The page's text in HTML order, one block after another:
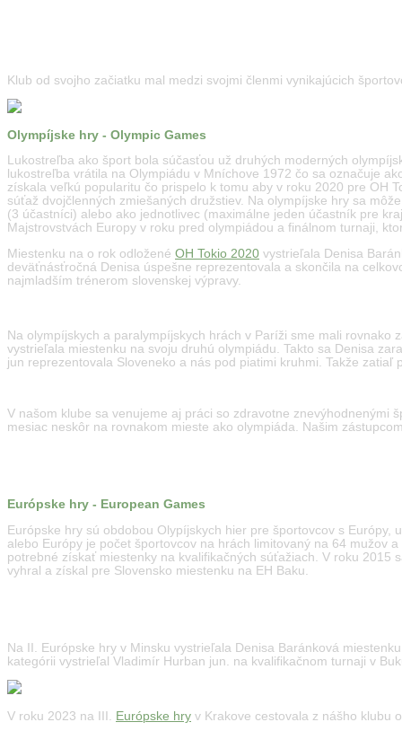
Klub od svojho začiatku mal medzi svojmi členmi vynikajúcich
Olympíjske hry - Olympic Games
Lukostreľba ako šport bola súčasťou už druhých moderných
lukostreľba vrátila na Olympiádu v Mníchove 1972 čo sa označuje
získala veľkú popularitu čo prispelo k tomu aby v roku 2020 pre OH
súťaž dvojčlenných zmiešaných družstiev. Na olympíjske hry sa
(3 účastníci) alebo ako jednotlivec (maximálne jeden účastník pre
Majstrovstvách Europy v roku pred olympiádou a finálnom turnaji,
Miestenku na o rok odložené OH Tokio 2020 vystrieľala Denisa
deväťnásťročná Denisa úspešne reprezentovala a skončila na
najmladším trénerom slovenskej výpravy.
Na olympíjskych a paralympíjskych hrách v Paríži sme mali
vystrieľala miestenku na svoju druhú olympiádu. Takto sa Denisa
jun reprezentovala Sloveneko a nás pod piatimi kruhmi. Takže zatiaľ
V našom klube sa venujeme aj práci so zdravotne znevýhodnenými
mesiac neskôr na rovnakom mieste ako olympiáda. Našim
Európske hry - European Games
Európske hry sú obdobou Olypíjskych hier pre športovcov s
alebo Európy je počet športovcov na hrách limitovaný na 64 mužov
potrebné získať miestenky na kvalifikačných súťažiach. V roku
vyhral a získal pre Slovensko miestenku na EH Baku.
Na II. Európske hry v Minsku vystrieľala Denisa Baránková
kategórii vystrieľal Vladimír Hurban jun. na kvalifikačnom turnaji v
V roku 2023 na III. Európske hry v Krakove cestovala z nášho klubu